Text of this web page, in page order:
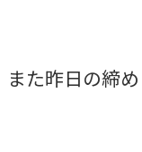
た昨日の締め